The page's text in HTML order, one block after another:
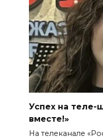
Успех на теле-
вместе!»
На телеканале